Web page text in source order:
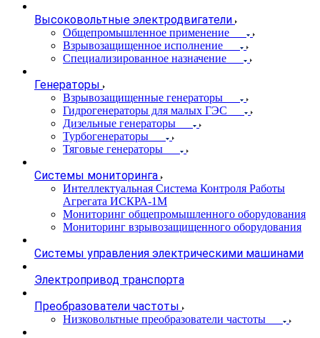
Высоковольтные электродвигатели
Общепромышленное применение
Взрывозащищенное исполнение
Специализированное назначение
Генераторы
Взрывозащищенные генераторы
Гидрогенераторы для малых ГЭС
Дизельные генераторы
Турбогенераторы
Тяговые генераторы
Системы мониторинга
Интеллектуальная Система Контроля Работы
Агрегата ИСКРА-1М
Мониторинг общепромышленного оборудования
Мониторинг взрывозащищенного оборудования
Системы управления электрическими машинами
Электропривод транспорта
Преобразователи частоты
Низковольтные преобразователи частоты